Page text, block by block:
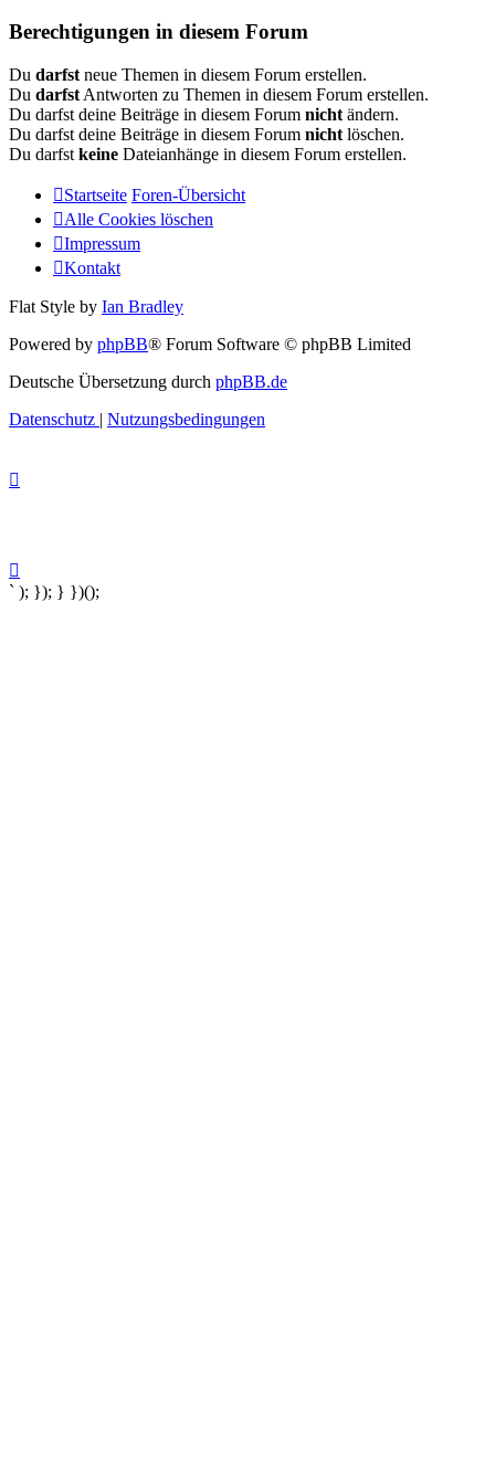
Berechtigungen in diesem Forum
Du darfst neue Themen in diesem Forum erstellen.
Du darfst Antworten zu Themen in diesem Forum erstellen.
Du darfst deine Beiträge in diesem Forum nicht ändern.
Du darfst deine Beiträge in diesem Forum nicht löschen.
Du darfst keine Dateianhänge in diesem Forum erstellen.
Startseite Foren-Übersicht
Alle Cookies löschen
Impressum
Kontakt
Flat Style by Ian Bradley
Powered by phpBB® Forum Software © phpBB Limited
Deutsche Übersetzung durch phpBB.de
Datenschutz | Nutzungsbedingungen
` ); }); } })();